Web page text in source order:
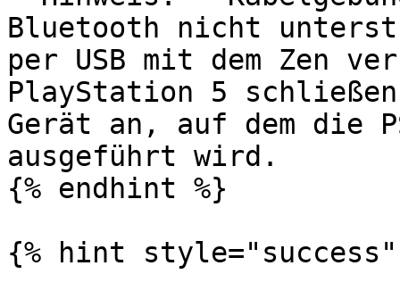
Bluetooth nicht
per USB mit dem Zen
PlayStation 5
Gerät an, auf dem die
ausgeführt wird.
{% endhint %}
{% hint style="success"